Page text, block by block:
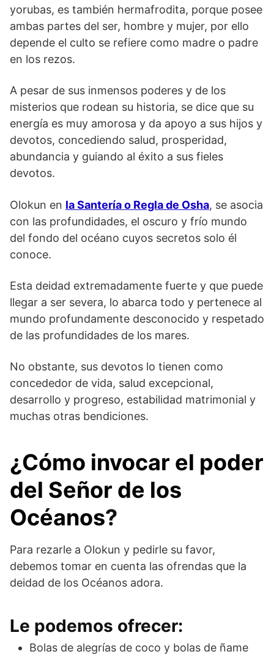
yorubas, es también hermafrodita, porque posee
ambas partes del ser, hombre y mujer, por ello
depende el culto se refiere como madre o padre
en los rezos.
A pesar de sus inmensos poderes y de los
misterios que rodean su historia, se dice que su
energía es muy amorosa y da apoyo a sus hijos y
devotos, concediendo salud, prosperidad,
abundancia y guiando al éxito a sus fieles
devotos.
Olokun en la Santería o Regla de Osha, se asocia
con las profundidades, el oscuro y frío mundo
del fondo del océano cuyos secretos solo él
conoce.
Esta deidad extremadamente fuerte y que puede
llegar a ser severa, lo abarca todo y pertenece al
mundo profundamente desconocido y respetado
de las profundidades de los mares.
No obstante, sus devotos lo tienen como
concededor de vida, salud excepcional,
desarrollo y progreso, estabilidad matrimonial y
muchas otras bendiciones.
¿Cómo invocar el poder
del Señor de los
Océanos?
Para rezarle a Olokun y pedirle su favor,
debemos tomar en cuenta las ofrendas que la
deidad de los Océanos adora.
Le podemos ofrecer:
Bolas de alegrías de coco y bolas de ñame